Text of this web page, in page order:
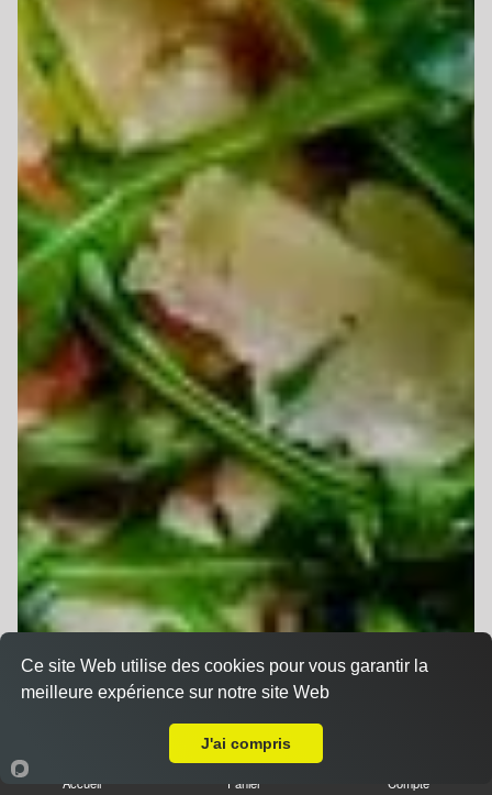
Accueil Panier Compte
Ce site Web utilise des cookies pour vous garantir la
meilleure expérience sur notre site Web
J'ai compris